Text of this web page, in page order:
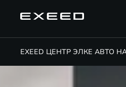
EXEED ЦЕНТР ЭЛКЕ АВТО